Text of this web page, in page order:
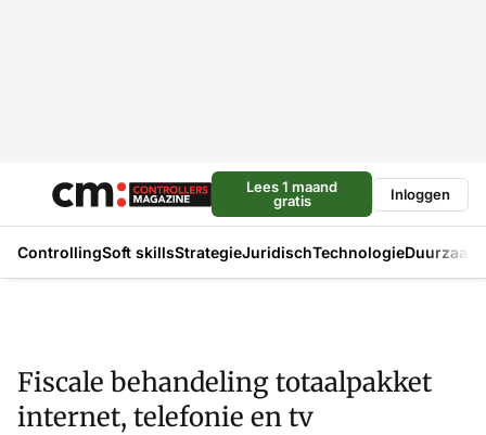
Lees 1 maand
gratis
Inloggen
ControllingSoft skillsStrategieJuridischTechnologie
Fiscale behandeling totaalpakket
internet, telefonie en tv